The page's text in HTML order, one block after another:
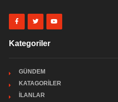
Kategoriler
GÜNDEM
KATAGORİLER
İLANLAR